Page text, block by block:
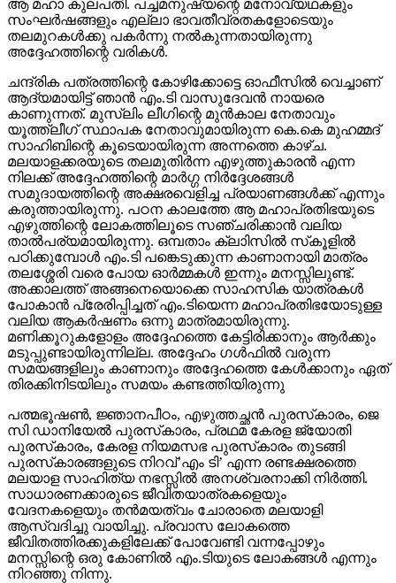
ആ മഹാ കുലപതി. പച്ചമനുഷ്യന്റെ മനോവ്യഥകളും
സംഘര്‍ഷങ്ങളും എല്ലാ ഭാവതീവ്രതകളോടെയും
തലമുറകള്‍ക്കു പകര്‍ന്നു നല്‍കുന്നതായിരുന്നു
അദ്ദേഹത്തിന്റെ വരികള്‍.
ചന്ദ്രിക പത്രത്തിന്റെ കോഴിക്കോട്ടെ ഓഫീസില്‍ വെച്ചാണ്
ആദ്യമായിട്ട് ഞാന്‍ എം.ടി വാസുദേവന്‍ നായരെ
കാണുന്നത്. മുസ്ലിം ലീഗിന്റെ മുന്‍കാല നേതാവും
യൂത്ത്ലീഗ് സ്ഥാപക നേതാവുമായിരുന്ന കെ.കെ മുഹമ്മദ്
സാഹിബിന്റെ കൂടെയായിരുന്ന അന്നത്തെ കാഴ്ച.
മലയാളക്കരയുടെ തലമുതിര്‍ന്ന എഴുത്തുകാരന്‍ എന്ന
നിലക്ക് അദ്ദേഹത്തിന്റെ മാര്‍ഗ്ഗ നിര്‍ദ്ദേശങ്ങള്‍
സമുദായത്തിന്റെ അക്ഷരവെളിച്ച പ്രയാണങ്ങള്‍ക്ക് എന്നും
കരുത്തായിരുന്നു. പഠന കാലത്തേ ആ മഹാപ്രതിഭയുടെ
എഴുത്തിന്റെ ലോകത്തിലൂടെ സഞ്ചരിക്കാന്‍ വലിയ
താല്‍പര്യമായിരുന്നു. ഒമ്പതാം ക്ലാിസില്‍ സ്‌കൂളില്‍
പഠിക്കുമ്പോള്‍ എം.ടി പങ്കെടുക്കുന്ന കാണാനായി മാത്രം
തലശ്ശേരി വരെ പോയ ഓര്‍മ്മകള്‍ ഇന്നും മനസ്സിലുണ്ട്.
അക്കാലത്ത് അങ്ങനെയൊക്കെ സാഹസിക യാത്രകള്‍
പോകാന്‍ പ്രേരിപ്പിച്ചത് എം.ടിയെന്ന മഹാപ്രതിഭയോടുള്ള
വലിയ ആകര്‍ഷണം ഒന്നു മാത്രമായിരുന്നു.
മണിക്കൂറുകളോളം അദ്ദേഹത്തെ കേട്ടിരിക്കാനും ആര്‍ക്കും
മടുപ്പുണ്ടായിരുന്നില്ല. അദ്ദേഹം ഗള്‍ഫില്‍ വരുന്ന
സമയങ്ങളിലും കാണാനും അദ്ദേഹത്തെ കേള്‍ക്കാനും ഏത്
തിരക്കിനിടയിലും സമയം കണ്ടത്തിയിരുന്നു
പത്മഭൂഷണ്‍, ജ്ഞാനപീഠം, എഴുത്തച്ഛന്‍ പുരസ്‌കാരം, ജെ
സി ഡാനിയേല്‍ പുരസ്‌കാരം, പ്രഥമ കേരള ജ്യോതി
പുരസ്‌കാരം, കേരള നിയമസഭ പുരസ്‌കാരം തുടങ്ങി
പുരസ്‌കാരങ്ങളുടെ നിറവ്’എം ടി’ എന്ന രണ്ടക്ഷരത്തെ
മലയാള സാഹിത്യ നഭസ്സില്‍ അനശ്വരനാക്കി നിര്‍ത്തി.
സാധാരണക്കാരുടെ ജീവിതയാത്രകളെയും
വേദനകളെയും തന്‍മയത്വം ചോരാതെ മലയാളി
ആസ്വദിച്ചു വായിച്ചു. പ്രവാസ ലോകത്തെ
ജീവിതത്തിരക്കുകളിലേക്ക് പോവേണ്ടി വന്നപ്പോഴും
മനസ്സിന്റെ ഒരു കോണില്‍ എം.ടിയുടെ ലോകങ്ങള്‍ എന്നും
നിറഞ്ഞു നിന്നു.